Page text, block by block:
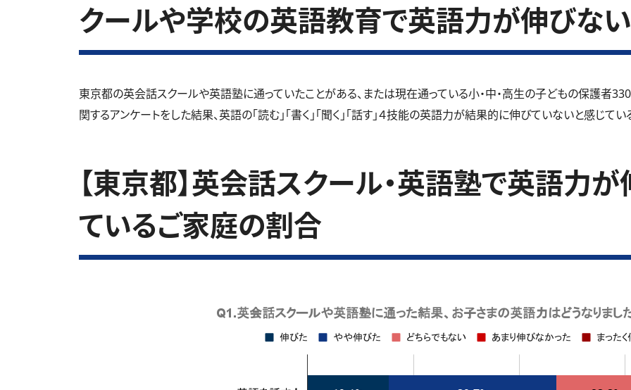
クールや学校の英語教育で英語力が伸びな
東京都の英会話スクールや英語塾に通っていたことがある、または現在通っている小・中・高生の子どもの保護者
関するアンケートをした結果、英語の「読む」「書く」「聞く」「話す」４技能の英語力が結果的に伸びていないと感じ
【東京都】英会話スクール・英語塾で英語力
ているご家庭の割合